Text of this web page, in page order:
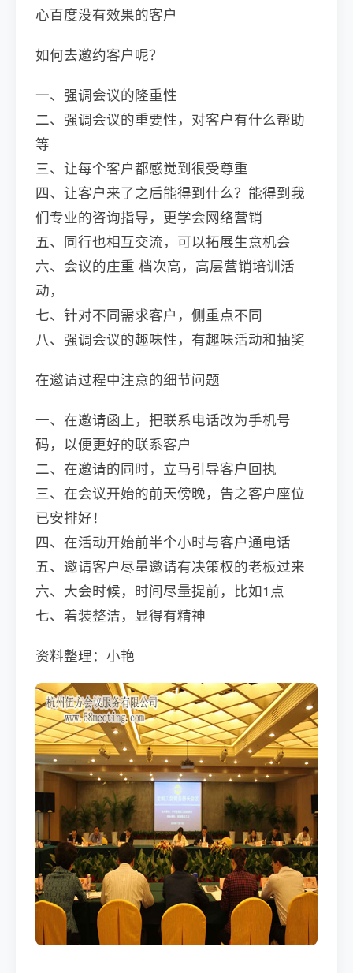
心百度没有效果的客户
如何去邀约客户呢？
一、强调会议的隆重性
二、强调会议的重要性，对客户有什么帮助
等
三、让每个客户都感觉到很受尊重
四、让客户来了之后能得到什么？能得到我
们专业的咨询指导，更学会网络营销
五、同行也相互交流，可以拓展生意机会
六、会议的庄重 档次高，高层营销培训活
动，
七、针对不同需求客户，侧重点不同
八、强调会议的趣味性，有趣味活动和抽奖
在邀请过程中注意的细节问题
一、在邀请函上，把联系电话改为手机号
码，以便更好的联系客户
二、在邀请的同时，立马引导客户回执
三、在会议开始的前天傍晚，告之客户座位
已安排好！
四、在活动开始前半个小时与客户通电话
五、邀请客户尽量邀请有决策权的老板过来
六、大会时候，时间尽量提前，比如1点
七、着装整洁，显得有精神
资料整理：小艳